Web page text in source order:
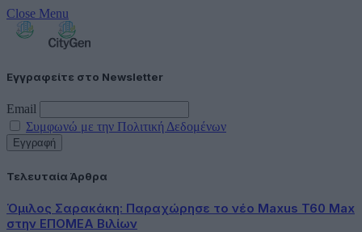
Close Menu
Εγγραφείτε στο Newsletter
Email
Συμφωνώ με την Πολιτική Δεδομένων
Τελευταία Άρθρα
Όμιλος Σαρακάκη: Παραχώρησε το νέο Maxus T60 Max
στην ΕΠΟΜΕΑ Βιλίων